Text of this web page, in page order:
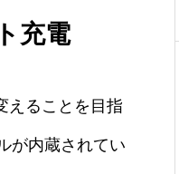
充電
えることを目指
が内蔵されてい